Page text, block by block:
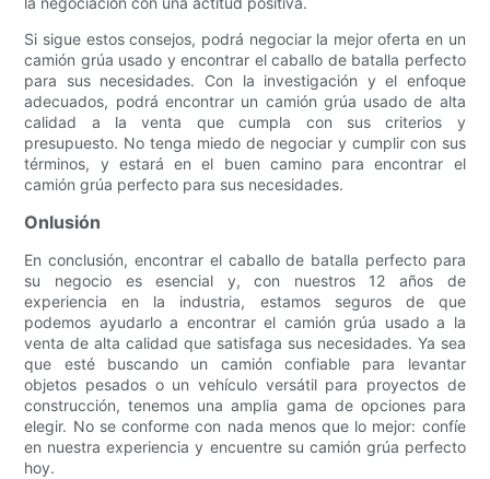
Si sigue estos consejos, podrá negociar la mejor oferta en un
camión grúa usado y encontrar el caballo de batalla perfecto
para sus necesidades. Con la investigación y el enfoque
adecuados, podrá encontrar un camión grúa usado de alta
calidad a la venta que cumpla con sus criterios y
presupuesto. No tenga miedo de negociar y cumplir con sus
términos, y estará en el buen camino para encontrar el
camión grúa perfecto para sus necesidades.
Onlusión
En conclusión, encontrar el caballo de batalla perfecto para
su negocio es esencial y, con nuestros 12 años de
experiencia en la industria, estamos seguros de que
podemos ayudarlo a encontrar el camión grúa usado a la
venta de alta calidad que satisfaga sus necesidades. Ya sea
que esté buscando un camión confiable para levantar
objetos pesados ​​o un vehículo versátil para proyectos de
construcción, tenemos una amplia gama de opciones para
elegir. No se conforme con nada menos que lo mejor: confíe
en nuestra experiencia y encuentre su camión grúa perfecto
hoy.